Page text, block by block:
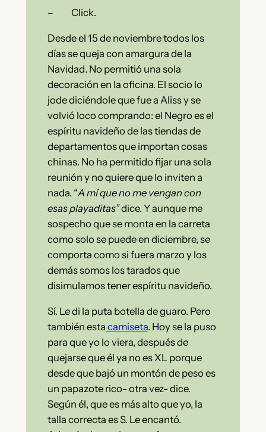
– Click.
Desde el 15 de noviembre todos los
días se queja con amargura de la
Navidad. No permitió una sola
decoración en la oficina. El socio lo
jode diciéndole que fue a Aliss y se
volvió loco comprando: el Negro es el
espíritu navideño de las tiendas de
departamentos que importan cosas
chinas. No ha permitido fijar una sola
reunión y no quiere que lo inviten a
nada. “A mí que no me vengan con
esas playaditas”dice. Y aunque me
sospecho que se monta en la carreta
como solo se puede en diciembre, se
comporta como si fuera marzo y los
demás somos los tarados que
disimulamos tener espíritu navideño.
Sí. Le di la puta botella de guaro. Pero
también esta camiseta. Hoy se la puso
para que yo lo viera, después de
quejarse que él ya no es XL porque
desde que bajó un montón de peso es
un papazote rico- otra vez- dice.
Según él, que es más alto que yo, la
talla correcta es S. Le encantó.